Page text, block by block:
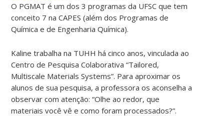
O PGMAT é um dos 3 programas da UFSC que tem
conceito 7 na CAPES (além dos Programas de
Química e de Engenharia Química).
Kaline trabalha na TUHH há cinco anos, vinculada ao
Centro de Pesquisa Colaborativa “Tailored,
Multiscale Materials Systems”. Para aproximar os
alunos de sua pesquisa, a professora os aconselha a
observar com atenção: “Olhe ao redor, que
materiais você vê e como foram processados?”.